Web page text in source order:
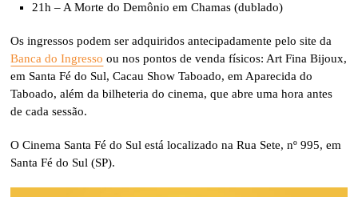
21h – A Morte do Demônio em Chamas (dublado)
Os ingressos podem ser adquiridos antecipadamente pelo site da
Banca do Ingresso ou nos pontos de venda físicos: Art Fina Bijoux,
em Santa Fé do Sul, Cacau Show Taboado, em Aparecida do
Taboado, além da bilheteria do cinema, que abre uma hora antes
de cada sessão.
O Cinema Santa Fé do Sul está localizado na Rua Sete, nº 995, em
Santa Fé do Sul (SP).